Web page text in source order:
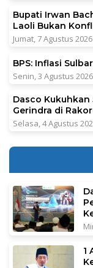
Bupati Irwan
Laoli Bukan
Jumat, 7 Agustus
BPS: Inflasi
Senin, 3 Agustus
Dasco Kukuhkan
Gerindra di
Selasa, 4 Agustus
1